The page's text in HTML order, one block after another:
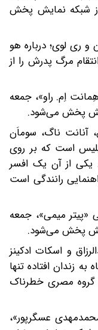
شنبه 14 خرداد ماه ساعت 23:00 از شبکه نمایش پخش
ری لوی؛ درباره هو
مرگ پدرش را از
اِم. راو»، جمعه
آنانت ناگ، سوماَن
است که بر روی
یکی از آن یک افسر
رانندگی است
«پیتر میمی»، جمعه
و اسکات ادکینز
زندان افتاده تنها
گروه مصری خطرناک
عسگرپور»،